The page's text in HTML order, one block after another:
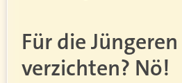
Für die
verzichten? Nö!